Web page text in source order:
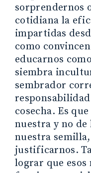
sorprendernos
cotidiana la
impartidas
como
educarnos
siembra
sembrador
cosecha. Es
nuestra y no
nuestra
justificarnos.
lograr que esos